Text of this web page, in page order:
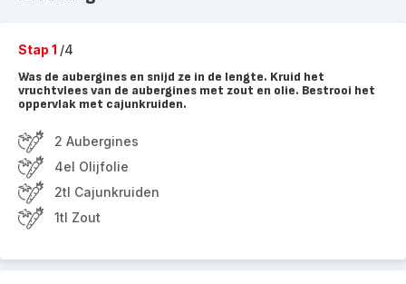
Stap 1 /4
Was de aubergines en snijd ze in de lengte. Kruid het
vruchtvlees van de aubergines met zout en olie. Bestrooi het
oppervlak met cajunkruiden.
2 Aubergines
4el Olijfolie
2tl Cajunkruiden
1tl Zout